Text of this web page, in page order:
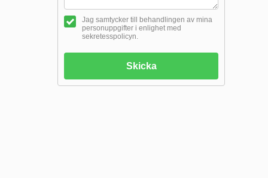
Jag samtycker till behandlingen av mina
personuppgifter i enlighet med
sekretesspolicyn.
Skicka